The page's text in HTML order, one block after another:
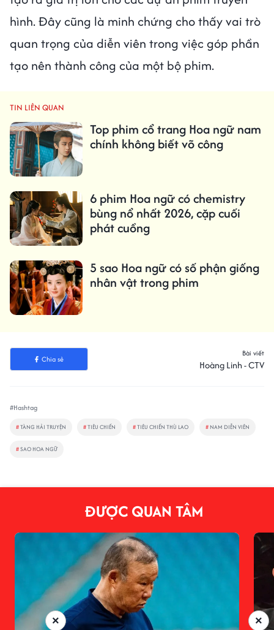
hình. Đây cũng là minh chứng cho thấy vai trò
quan trọng của diễn viên trong việc góp phần
tạo nên thành công của một bộ phim.
TIN LIÊN QUAN
Top phim cổ trang Hoa ngữ nam
chính không biết võ công
6 phim Hoa ngữ có chemistry
bùng nổ nhất 2026, cặp cuối
phát cuồng
5 sao Hoa ngữ có số phận giống
nhân vật trong phim
Chia sẻ
Bài viết
Hoàng Linh - CTV
#Hashtag
#TÀNG HẢI TRUYỆN #TIÊU CHIẾN #TIÊU CHIẾN THÙ LAO # NAM DIỄN VIÊN
#SAO HOA NGỮ
ĐƯỢC QUAN TÂM
×
×